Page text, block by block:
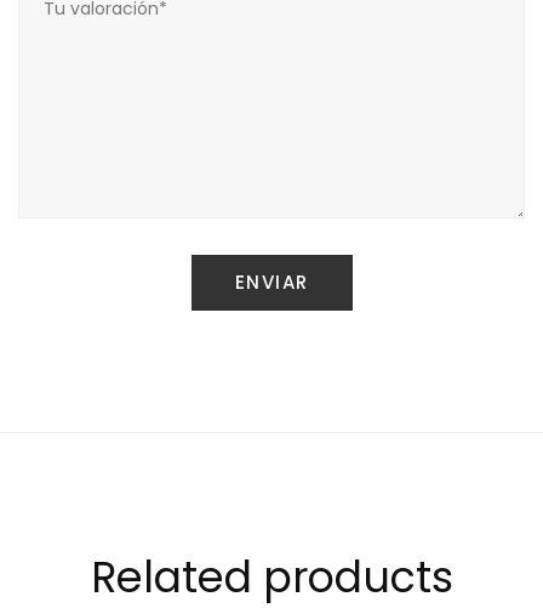
Related products